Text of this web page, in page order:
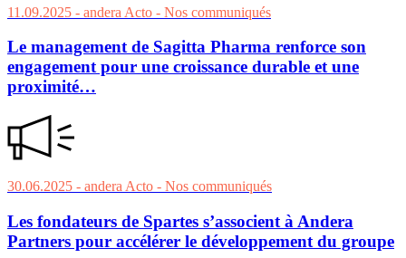
11.09.2025 - andera Acto - Nos communiqués
Le management de Sagitta Pharma renforce son
engagement pour une croissance durable et une
proximité…
30.06.2025 - andera Acto - Nos communiqués
Les fondateurs de Spartes s’associent à Andera
Partners pour accélérer le développement du groupe